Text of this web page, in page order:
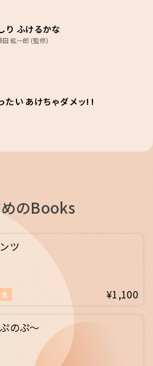
り ふけるかな
紘一郎 (監修)
たい あけちゃダメッ! !
のBooks
ツ
¥1,100
のぷ〜